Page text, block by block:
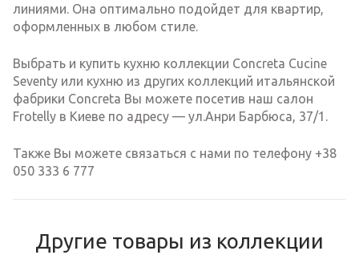
линиями. Она оптимально подойдет для квартир,
оформленных в любом стиле.
Выбрать и купить кухню коллекции Concreta Cucine
Seventy или кухню из других коллекций итальянской
фабрики Concreta Вы можете посетив наш салон
Frotelly в Киеве по адресу — ул.Анри Барбюса, 37/1.
Также Вы можете связаться с нами по телефону +38
050 333 6 777
Другие товары из коллекции